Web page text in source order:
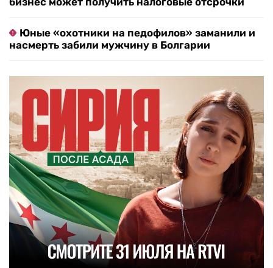
Юные «охотники на педофилов» заманили и
насмерть забили мужчину в Болгарии